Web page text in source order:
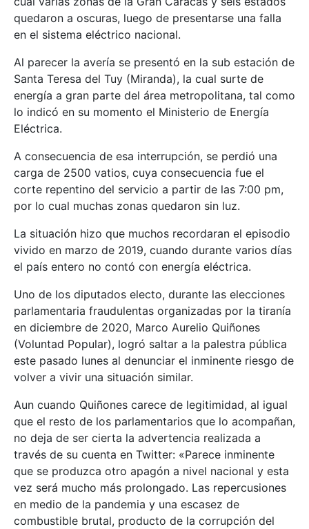
quedaron a oscuras, luego de presentarse una falla
en el sistema eléctrico nacional.
Al parecer la avería se presentó en la sub estación de
Santa Teresa del Tuy (Miranda), la cual surte de
energía a gran parte del área metropolitana, tal como
lo indicó en su momento el Ministerio de Energía
Eléctrica.
A consecuencia de esa interrupción, se perdió una
carga de 2500 vatios, cuya consecuencia fue el
corte repentino del servicio a partir de las 7:00 pm,
por lo cual muchas zonas quedaron sin luz.
La situación hizo que muchos recordaran el episodio
vivido en marzo de 2019, cuando durante varios días
el país entero no contó con energía eléctrica.
Uno de los diputados electo, durante las elecciones
parlamentaria fraudulentas organizadas por la tiranía
en diciembre de 2020, Marco Aurelio Quiñones
(Voluntad Popular), logró saltar a la palestra pública
este pasado lunes al denunciar el inminente riesgo de
volver a vivir una situación similar.
Aun cuando Quiñones carece de legitimidad, al igual
que el resto de los parlamentarios que lo acompañan,
no deja de ser cierta la advertencia realizada a
través de su cuenta en Twitter: «Parece inminente
que se produzca otro apagón a nivel nacional y esta
vez será mucho más prolongado. Las repercusiones
en medio de la pandemia y una escasez de
combustible brutal, producto de la corrupción del